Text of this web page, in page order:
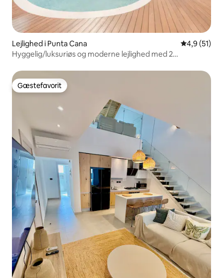
Lejlighed i Punta Cana 4,9 ud af 5
4,9 (51)
Hyggelig/luksuriøs og moderne lejlighed med 2
Gæstefavorit
Gæstefavorit